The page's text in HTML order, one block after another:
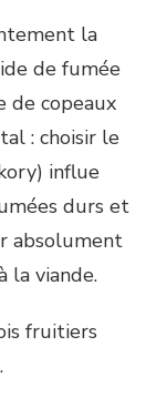
la
de fumée
de copeaux
: choisir le
influe
durs et
absolument
la viande.
fruitiers